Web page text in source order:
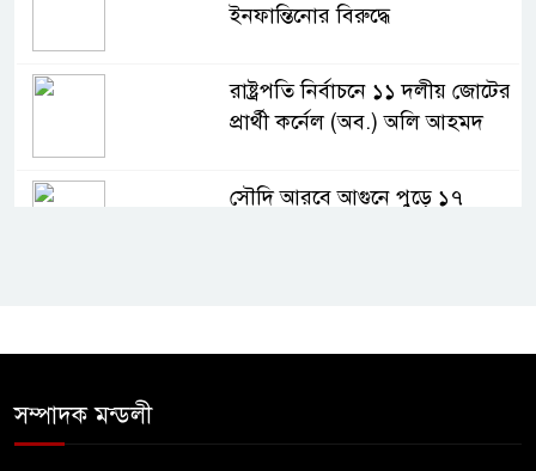
ইনফান্তিনোর বিরুদ্ধে
রাষ্ট্রপতি নির্বাচনে ১১ দলীয় জোটের
প্রার্থী কর্নেল (অব.) অলি আহমদ
সৌদি আরবে আগুনে পুড়ে ১৭
সম্পাদক মন্ডলী